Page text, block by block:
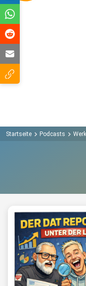
Startseite Podcasts